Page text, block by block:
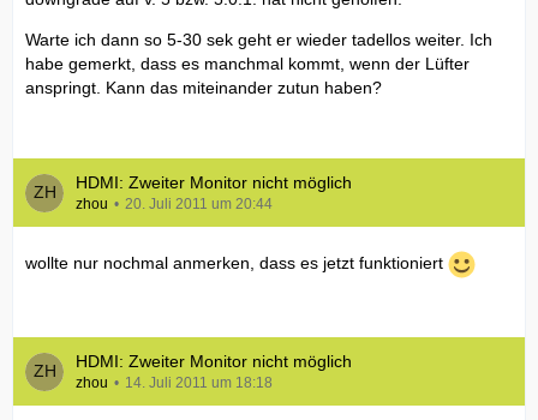
Warte ich dann so 5-30 sek geht er wieder tadellos weiter. Ich
habe gemerkt, dass es manchmal kommt, wenn der Lüfter
anspringt. Kann das miteinander zutun haben?
HDMI: Zweiter Monitor nicht möglich
zhou 20. Juli 2011 um 20:44
wollte nur nochmal anmerken, dass es jetzt funktioniert
HDMI: Zweiter Monitor nicht möglich
zhou 14. Juli 2011 um 18:18